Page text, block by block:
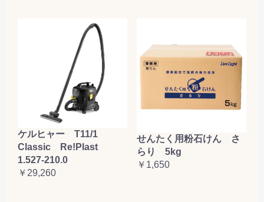
ケルヒャー T11/1
Classic Re!Plast
1.527-210.0
￥29,260
せんたく用粉石けん さ
らり 5kg
￥1,650